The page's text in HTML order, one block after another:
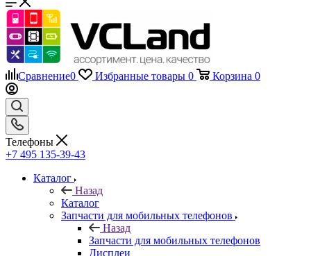
Сравнение0 Избранные товары 0 Корзина 0
Телефоны
+7 495 135-39-43
Каталог
Назад
Каталог
Запчасти для мобильных телефонов
Назад
Запчасти для мобильных телефонов
Дисплеи